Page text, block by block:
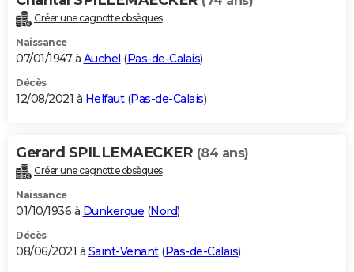
Créer une cagnotte obsèques
Naissance
07/01/1947 à Auchel (Pas-de-Calais)
Décès
12/08/2021 à Helfaut(Pas-de-Calais)
Gerard SPILLEMAECKER (84 ans)
Créer une cagnotte obsèques
Naissance
01/10/1936 à Dunkerque (Nord)
Décès
08/06/2021 à Saint-Venant(Pas-de-Calais)